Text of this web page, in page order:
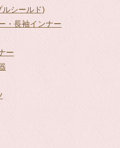
ルシールド)
・長袖インナー
ー